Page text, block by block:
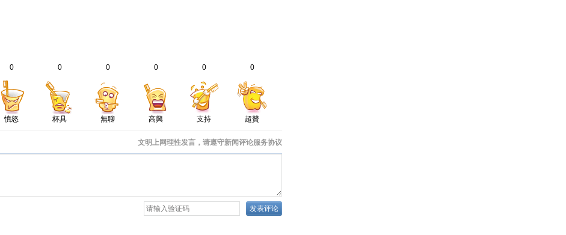
0
憤怒
0
杯具
0
無聊
0
高興
0
支持
0
超贊